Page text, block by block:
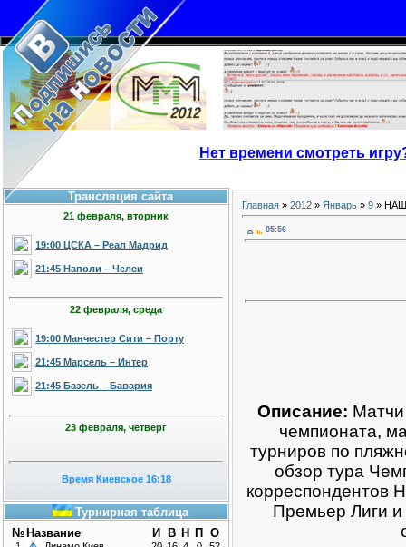
Нет времени смотреть
Трансляция сайта
21 февраля, вторник
19:00 ЦСКА – Реал Мадрид
21:45 Наполи – Челси
22 февраля, среда
19:00 Манчестер Сити – Порту
21:45 Марсель – Интер
21:45 Базель – Бавария
23 февраля, четверг
Время Киевское 16:18
Турнирная таблица
№Название И В Н П О
Главная » 2012 » Январь » 9 »
05:56
Описание: Матчи
чемпионата,
турниров по
обзор тура
корреспондентов
Премьер Лиги и